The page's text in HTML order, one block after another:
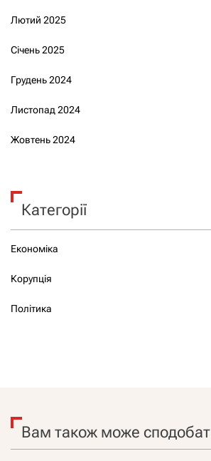
Лютий 2025
Січень 2025
Грудень 2024
Листопад 2024
Жовтень 2024
Категорії
Економіка
Корупція
Політика
Вам також може